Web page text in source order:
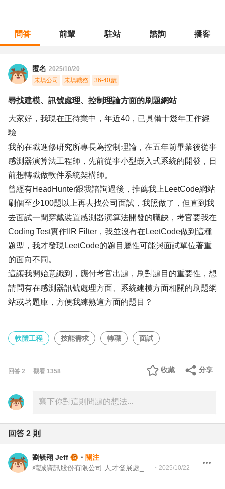
問答 前輩 駐站 諮詢 播客
匿名 2025/10/20
未填公司
未填職務 36-40歲
尋找建模、訊號處理、控制理論方面的刷題網站
大家好，我現在正待業中，年近40，已具備十幾年工作經
驗
我的在職進修研究所專長為控制理論，在五年前畢業後從事
感測器演算法工程師，先前從事小型嵌入式系統的開發，日
前想轉職做軟件系統架構師。
曾經有HeadHunter跟我諮詢過後，推薦我上LeetCode網站
刷個至少100題以上再去找公司面試，我照做了，但直到我
去面試一間穿戴裝置感測器演算法開發的職缺，考官要我在
Coding Test實作IIR Filter，我並沒有在LeetCode做到這種
題型，我才發現LeetCode的題目屬性可能與面試單位著重
的面向不同。
這讓我開始意識到，應付考官出題，刷對題目的重要性，想
請問有在感測器訊號處理方面、系統建模方面相關的刷題網
站或著題庫，方便我練熟這方面的題目？
軟體工程 技能需求 轉職 面試
回答 2 觀看 1358 分享
收藏
回答 2 則
劉毓翔 Jeff ・ 關注
・ 2025/10/22